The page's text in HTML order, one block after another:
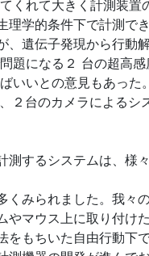
れて大きく計測装置
学的条件下で計測で
遺伝子発現から行動
題になる２ 台の超高
いいとの意見もあっ
台のカメラによるシ
するシステムは、様
みられました。我々
マウス上に取り付け
もちいた自由行動下